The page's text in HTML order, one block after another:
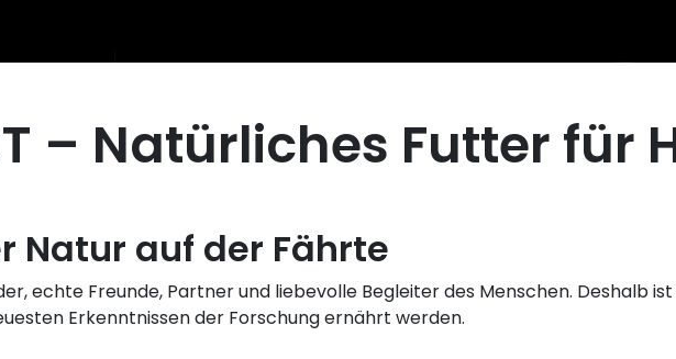
– Natürliches Futter für
Natur auf der Fährte
echte Freunde, Partner und liebevolle Begleiter des Menschen. Deshalb
Erkenntnissen der Forschung ernährt werden.